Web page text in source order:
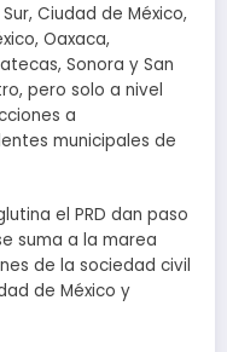
Ciudad de México,
Oaxaca,
Sonora y San
pero solo a nivel
a
municipales de
el PRD dan paso
suma a la marea
de la sociedad civil
de México y